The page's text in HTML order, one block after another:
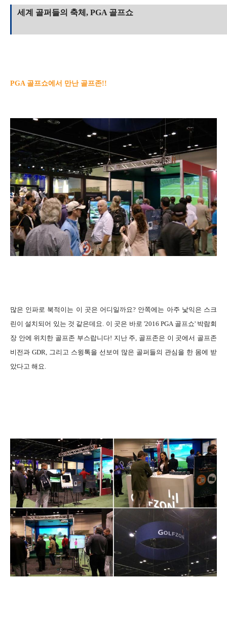
세계 골퍼들의 축체, PGA 골프쇼
PGA 골프쇼에서 만난 골프존!!
많은 인파로 북적이는 이 곳은 어디일까요? 안쪽에는 아주 낯익은 스크
린이 설치되어 있는 것 같은데요. 이 곳은 바로 '2016 PGA 골프쇼' 박람회
장 안에 위치한 골프존 부스랍니다! 지난 주, 골프존은 이 곳에서 골프존
비전과 GDR, 그리고 스윙톡을 선보여 많은 골퍼들의 관심을 한 몸에 받
았다고 해요.